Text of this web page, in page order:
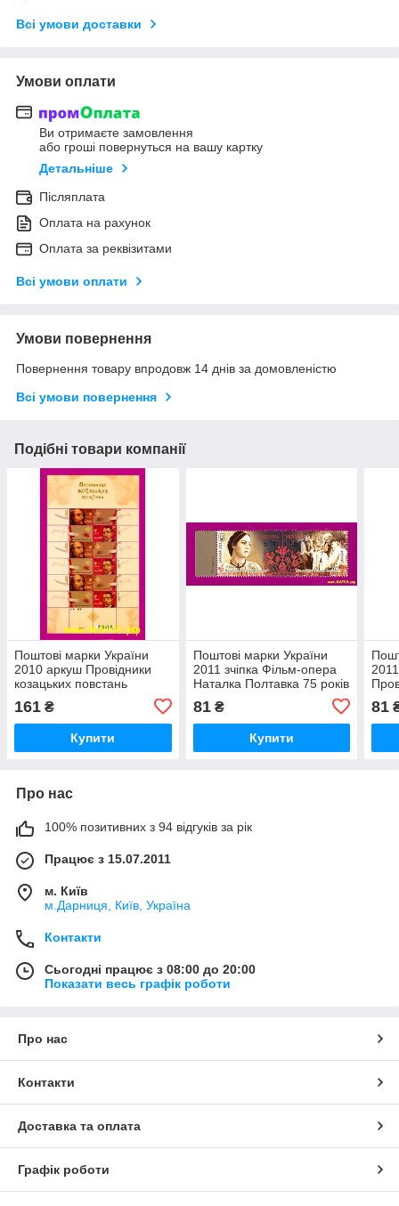
Всі умови доставки
Умови оплати
Ви отримаєте замовлення
або гроші повернуться на вашу картку
Детальніше
Післяплата
Оплата на рахунок
Оплата за реквізитами
Всі умови оплати
Умови повернення
Повернення товару впродовж 14 днів за домовленістю
Всі умови повернення
Подібні товари компанії
Поштові марки України
2010 аркуш Провідники
козацьких повстань
161 ₴
Купити
Поштові марки України
2011 зчіпка Фільм-опера
Наталка Полтавка 75 років
81₴
Купити
81
Про нас
100% позитивних з 94 відгуків за рік
Працює з 15.07.2011
м. Київ
м.Дарниця, Київ, Україна
Контакти
Сьогодні працює з 08:00 до 20:00
Показати весь графік роботи
Про нас
Контакти
Доставка та оплата
Графік роботи